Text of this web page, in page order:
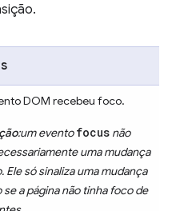
DOM recebeu foco.
:um eventofocus não
uma mudança
Ele só sinaliza uma mudança
se a página não tinha foco de